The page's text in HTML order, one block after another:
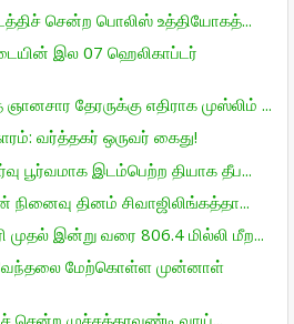
சென்ற பொலிஸ் உத்தியோகத்...
இல 07 ஹெலிகாப்டர்
தேரருக்கு எதிராக முஸ்லிம் ...
வர்த்தகர் ஒருவர் கைது!
பூர்வமாக இடம்பெற்ற தியாக தீப...
நினைவு தினம் சிவாஜிலிங்கத்தா...
முதல் இன்று வரை 806.4 மில்லி மீற...
மேற்கொள்ள முன்னாள்
சென்ற முச்சக்கரவண்டி வாய்...